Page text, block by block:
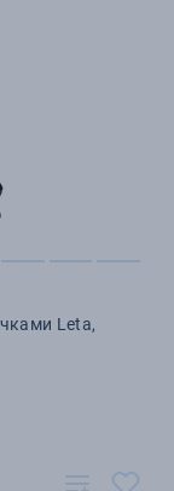
Leta,